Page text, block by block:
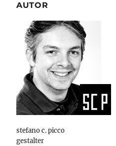
AUTOR
stefano c. picco
gestalter